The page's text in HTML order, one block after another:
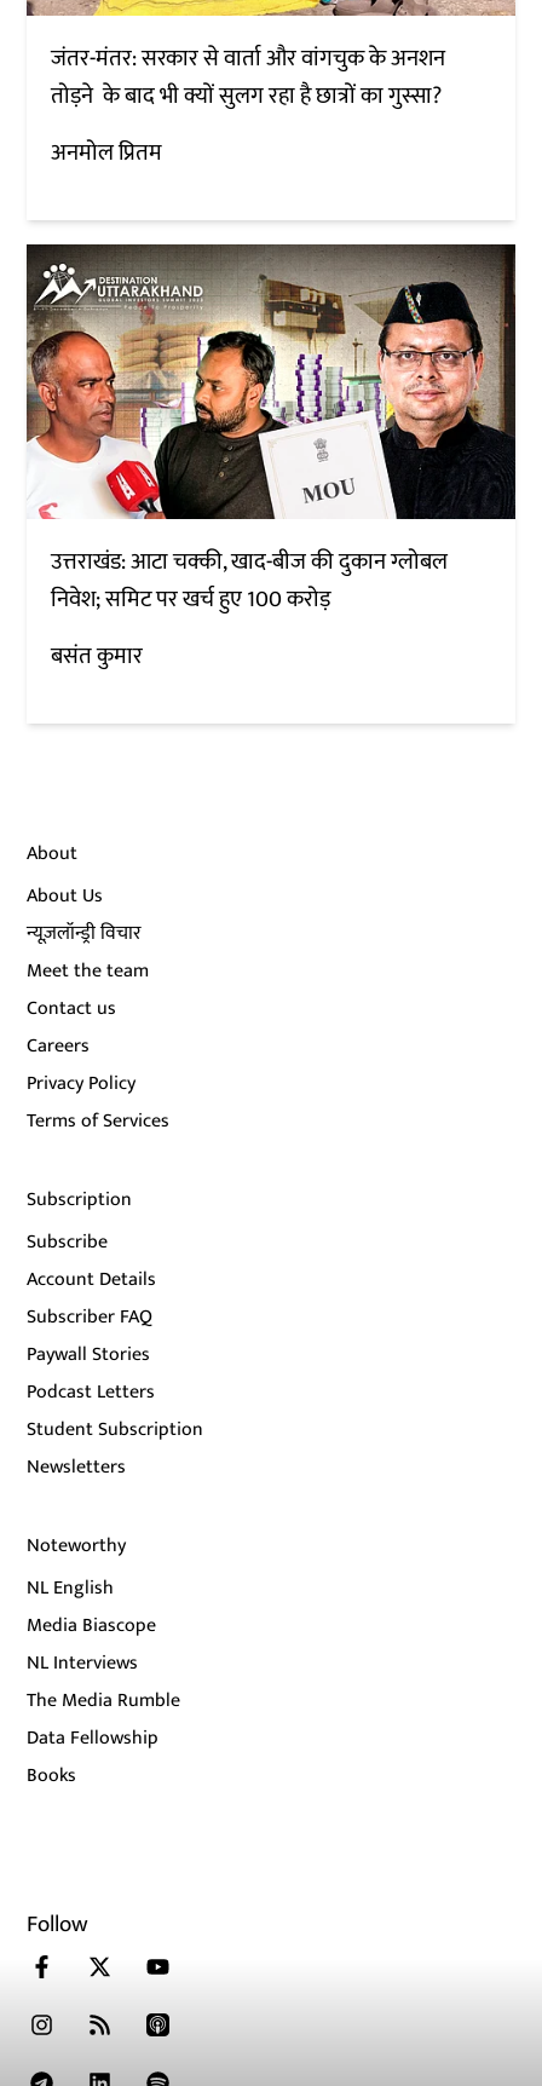
जंतर-मंतर: सरकार से वार्ता और वांगचुक के अनशन
तोड़ने के बाद भी क्यों सुलग रहा है छात्रों का गुस्सा?
अनमोल प्रितम
उत्तराखंड: आटा चक्की, खाद-बीज की दुकान ग्लोबल
निवेश; समिट पर खर्च हुए 100 करोड़
बसंत कुमार
About
About Us
न्यूज़लॉन्ड्री विचार
Meet the team
Contact us
Careers
Privacy Policy
Terms of Services
Subscription
Subscribe
Account Details
Subscriber FAQ
Paywall Stories
Podcast Letters
Student Subscription
Newsletters
Noteworthy
NL English
Media Biascope
NL Interviews
The Media Rumble
Data Fellowship
Books
Follow